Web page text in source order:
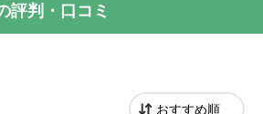
評判・口コミ